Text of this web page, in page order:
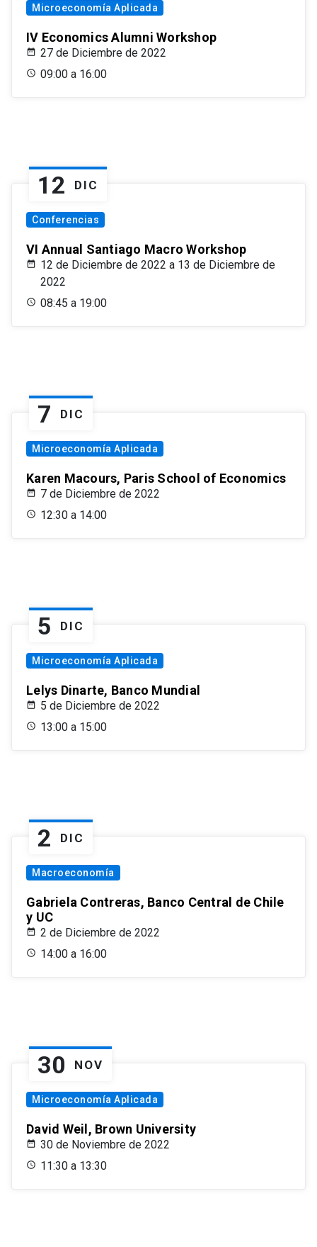
Microeconomía Aplicada
IV Economics Alumni Workshop
27 de Diciembre de 2022
09:00 a 16:00
12 DIC
Conferencias
VI Annual Santiago Macro Workshop
12 de Diciembre de 2022 a 13 de Diciembre de
2022
08:45 a 19:00
7 DIC
Microeconomía Aplicada
Karen Macours, Paris School of Economics
7 de Diciembre de 2022
12:30 a 14:00
5 DIC
Microeconomía Aplicada
Lelys Dinarte, Banco Mundial
5 de Diciembre de 2022
13:00 a 15:00
2 DIC
Macroeconomía
Gabriela Contreras, Banco Central de Chile
y UC
2 de Diciembre de 2022
14:00 a 16:00
30 NOV
Microeconomía Aplicada
David Weil, Brown University
30 de Noviembre de 2022
11:30 a 13:30